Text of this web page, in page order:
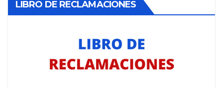
LIBRO DE RECLAMACIONES